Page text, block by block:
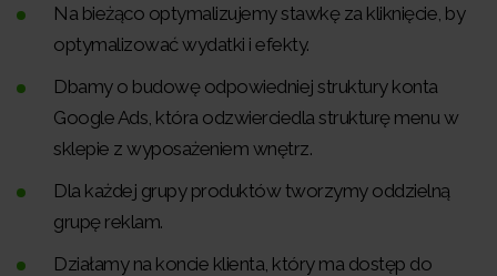
Na bieżąco optymalizujemy stawkę za kliknięcie, by
optymalizować wydatki i efekty.
Dbamy o budowę odpowiedniej struktury konta
Google Ads, która odzwierciedla strukturę menu w
sklepie z wyposażeniem wnętrz.
Dla każdej grupy produktów tworzymy oddzielną
grupę reklam.
Działamy na koncie klienta, który ma dostęp do